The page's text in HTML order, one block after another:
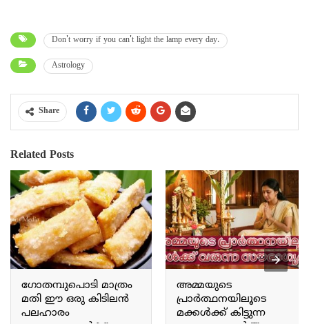
Don't worry if you can't light the lamp every day.
Astrology
Share
Related Posts
ഗോതമ്പുപൊടി മാത്രം
മതി ഈ ഒരു കിടിലൻ
പലഹാരം
അമ്മയുടെ
പ്രാർത്ഥനയിലൂടെ
മക്കൾക്ക് കിട്ടുന്ന